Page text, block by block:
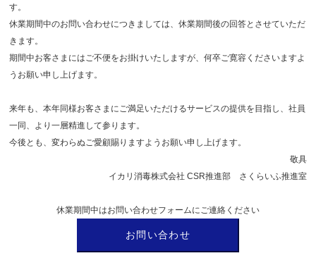
す。
休業期間中のお問い合わせにつきましては、休業期間後の回答とさせていただ
きます。
期間中お客さまにはご不便をお掛けいたしますが、何卒ご寛容くださいますよ
うお願い申し上げます。
来年も、本年同様お客さまにご満足いただけるサービスの提供を目指し、社員
一同、より一層精進して参ります。
今後とも、変わらぬご愛顧賜りますようお願い申し上げます。
敬具
イカリ消毒株式会社 CSR推進部 さくらいふ推進室
休業期間中はお問い合わせフォームにご連絡ください
お問い合わせ